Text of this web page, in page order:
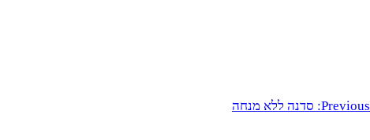
Previous: סדנה ללא מנחה